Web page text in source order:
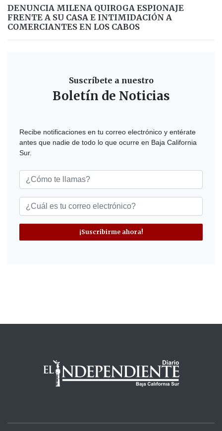
DENUNCIA MILENA QUIROGA ESPIONAJE
FRENTE A SU CASA E INTIMIDACIÓN A
COMERCIANTES EN LOS CABOS
Suscríbete a nuestro
Boletín de Noticias
Recibe notificaciones en tu correo electrónico y entérate
antes que nadie de todo lo que ocurre en Baja California
Sur.
¡Suscribirme ahora!